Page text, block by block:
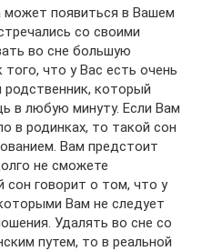
может появиться в Вашем
со своими
во сне большую
что у Вас есть очень
родственник, который
в любую минуту. Если Вам
в родинках, то такой сон
Вам предстоит
не сможете
сон говорит о том, что у
Вам не следует
Удалять во сне со
путем, то в реальной